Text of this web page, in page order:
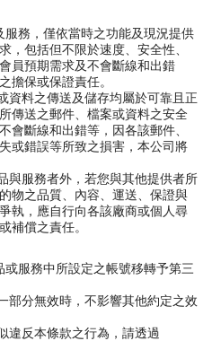
服務，僅依當時之功能及現況提供
，包括但不限於速度、安全性、
員預期需求及不會斷線和出錯
擔保或保證責任。
資料之傳送及儲存均屬於可靠且正
傳送之郵件、檔案或資料之安全
會斷線和出錯等，因各該郵件、
或錯誤等所致之損害，本公司將
與服務者外，若您與其他提供者所
物之品質、內容、運送、保證與
執，應自行向各該廠商或個人尋
補償之責任。
或服務中所設定之帳號移轉予第三
部分無效時，不影響其他約定之效
違反本條款之行為，請透過